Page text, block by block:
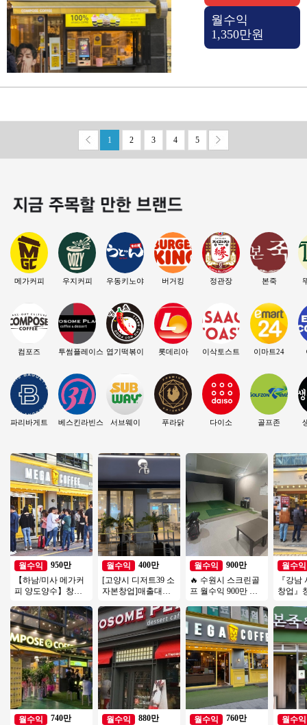
월수익
1,350만원
1 2 3 4 5
메가커피
컴포즈
파리바게트
우지커피
투썸플레이스
베스킨라빈스
우동키노야
엽기떡볶이
서브웨이
버거킹
롯데리아
푸라닭
정관장
이삭토스트
다이소
본죽
이마트24
골프존
월수익
950만
【하남/미사 메가커
피 양도양수】창업
초보창업/소자본창
업추천
월수익
740만
월수익
400만
[고양시 디저트39 소
자본창업]매출대비
월수익
880만
월수익
900만
🔥 수원시 스크린골
프 월수익 900만 ▶
환급성○
월수익
760만
월수익
『강남
창업』
소자본
업 커피
월수익